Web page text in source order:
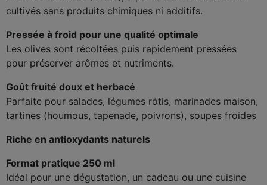
cultivés sans produits chimiques ni additifs.
Pressée à froid pour une qualité optimale
Les olives sont récoltées puis rapidement pressées
pour préserver arômes et nutriments.
Goût fruité doux et herbacé
Parfaite pour salades, légumes rôtis, marinades maison,
tartines (houmous, tapenade, poivrons), soupes froides
Riche en antioxydants naturels
Format pratique 250 ml
Idéal pour une dégustation, un cadeau ou une cuisine